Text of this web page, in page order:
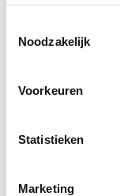
Noodzakelijk
Voorkeuren
Statistieken
Marketing